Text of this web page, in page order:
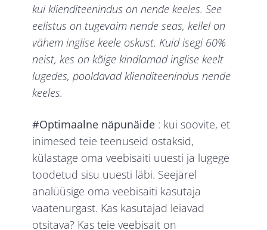
kui klienditeenindus on nende keeles. See
eelistus on tugevaim nende seas, kellel on
vähem inglise keele oskust. Kuid isegi 60%
neist, kes on kõige kindlamad inglise keelt
lugedes, pooldavad klienditeenindus nende
keeles.
#Optimaalne näpunäide : kui soovite, et
inimesed teie teenuseid ostaksid,
külastage oma veebisaiti uuesti ja lugege
toodetud sisu uuesti läbi. Seejärel
analüüsige oma veebisaiti kasutaja
vaatenurgast. Kas kasutajad leiavad
otsitava? Kas teie veebisait on